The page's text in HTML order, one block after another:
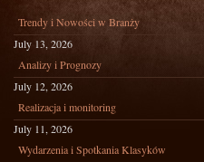
Trendy i Nowości w Branży
July 13, 2026
Analizy i Prognozy
July 12, 2026
Realizacja i monitoring
July 11, 2026
Wydarzenia i Spotkania Klasyków